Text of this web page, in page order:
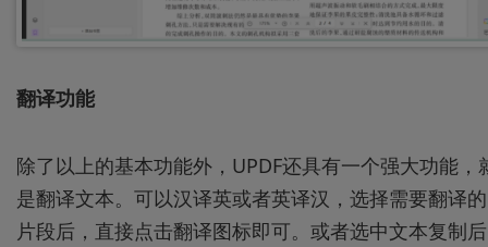
翻译功能
除了以上的基本功能外，UPDF还具有一个强大功能，
是翻译文本。可以汉译英或者英译汉，选择需要翻译的
片段后，直接点击翻译图标即可。或者选中文本复制后